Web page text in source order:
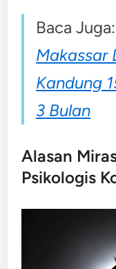
Baca Juga:
Makassar
Kandung
3 Bulan
Alasan
Psikologis